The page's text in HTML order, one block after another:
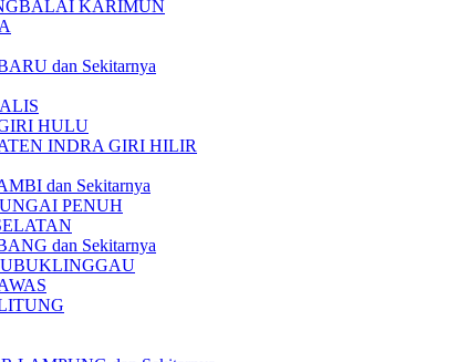
KARIMUN
dan Sekitarnya
HULU
INDRA GIRI HILIR
dan Sekitarnya
PENUH
dan Sekitarnya